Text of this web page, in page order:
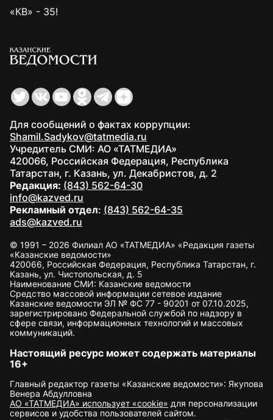
«КВ» - 35!
Для сообщений о фактах коррупции:
Shamil.Sadykov@tatmedia.ru
Учредитель СМИ: АО «ТАТМЕДИА»
420066, Российская Федерация, Республика
Татарстан, г. Казань, ул. Декабристов, д. 2
Редакция: (843) 562-64-30
info@kazved.ru
Рекламный отдел: (843) 562-64-35
ads@kazved.ru
© 1991 – 2026 Филиал АО «ТАТМЕДИА» «Редакция газеты
«Казанские ведомости»
420066, Российская Федерация, Республика Татарстан, г.
Казань, ул. Чистопольская, д. 5
Наименование СМИ: Казанские ведомости
Средство массовой информации сетевое издание
Казанские ведомости ЭЛ № ФС 77 - 90201 от 07.10.2025,
зарегистрировано Федеральной службой по надзору в
сфере связи, информационных технологий и массовых
коммуникаций.
Настоящий ресурс может содержать материалы
16+
Главный редактор газеты «Казанские ведомости»: Якупова
Венера Абдулловна
АО «ТАТМЕДИА» использует «cookie» для персонализации
сервисов и удобства пользователей сайтом.